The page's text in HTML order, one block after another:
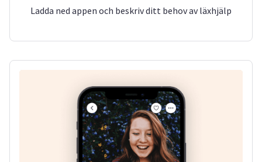
Ladda ned appen och beskriv ditt behov av läxhjälp